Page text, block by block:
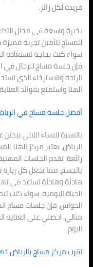
فريدة لكل زائر.
بخبرة واسعة في مجال
للمساج لتأمين تجربة
سواء كنت بحاجة لاستعادة
فإن جلسة مساج للرجال في
الراحة والاسترخاء الذي
الهنا واستمتع بفوائد
أفضل جلسة مساج في الرياض للنساء
بالنسبة للنساء اللاتي
الرياض، يعتبر مركز الهنا
رائعة. تقدم الجلسات
بالجسم، مما يجعل كل
هادئة وهادئة تساعد في
الحياة اليومية. سواء كنت
الحواس، فإن جلسات مساج
مثالي. احصلي على
اليوم.
اقرب مركز مساج بالرياض 0560827041